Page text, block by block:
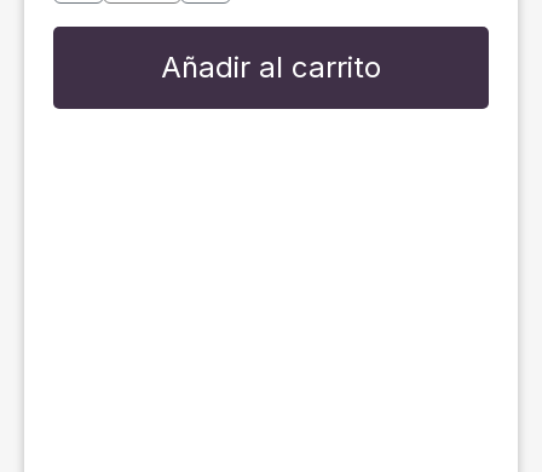
Añadir al carrito